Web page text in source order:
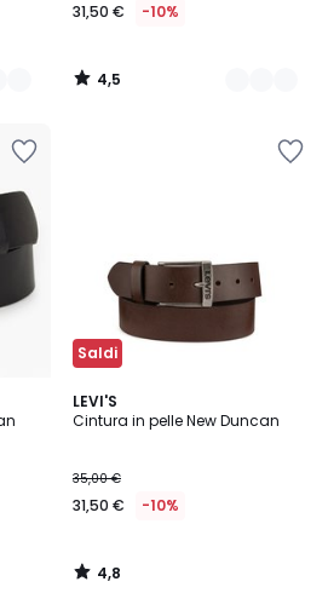
31,50 € -10%
4,5
/
Saldi
LEVI'S
Cintura in pelle New Duncan
35,00 €
31,50 € -10%
4,8
/ 5
4,8
/